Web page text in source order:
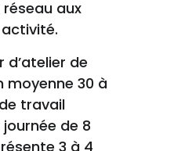
aux
d’atelier de
moyenne 30 à
travail
de 8
3 à 4